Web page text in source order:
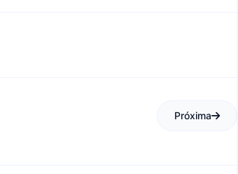
Próxima